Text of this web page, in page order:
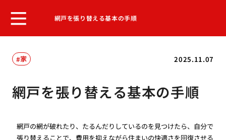
網戸を張り替える基本の手順
2025.11.07
家
網戸を張り替える基本の手順
網戸の網が破れたり、たるんだりしているのを見つけたら、自分で
張り替えることで、費用を抑えながら住まいの快適さを回復させる